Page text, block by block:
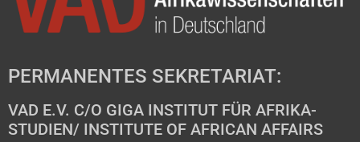
PERMANENTES SEKRETARIAT:
VAD E.V. C/O GIGA INSTITUT FÜR AFRIKA-
STUDIEN/ INSTITUTE OF AFRICAN AFFAIRS